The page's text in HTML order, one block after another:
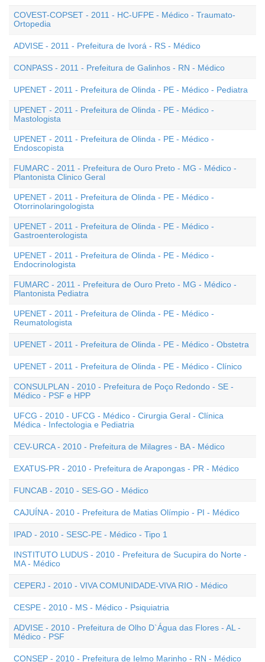
COVEST-COPSET - 2011 - HC-UFPE - Médico - Traumato-
Ortopedia
ADVISE - 2011 - Prefeitura de Ivorá - RS - Médico
CONPASS - 2011 - Prefeitura de Galinhos - RN - Médico
UPENET - 2011 - Prefeitura de Olinda - PE - Médico - Pediatra
UPENET - 2011 - Prefeitura de Olinda - PE - Médico -
Mastologista
UPENET - 2011 - Prefeitura de Olinda - PE - Médico -
Endoscopista
FUMARC - 2011 - Prefeitura de Ouro Preto - MG - Médico -
Plantonista Clinico Geral
UPENET - 2011 - Prefeitura de Olinda - PE - Médico -
Otorrinolaringologista
UPENET - 2011 - Prefeitura de Olinda - PE - Médico -
Gastroenterologista
UPENET - 2011 - Prefeitura de Olinda - PE - Médico -
Endocrinologista
FUMARC - 2011 - Prefeitura de Ouro Preto - MG - Médico -
Plantonista Pediatra
UPENET - 2011 - Prefeitura de Olinda - PE - Médico -
Reumatologista
UPENET - 2011 - Prefeitura de Olinda - PE - Médico - Obstetra
UPENET - 2011 - Prefeitura de Olinda - PE - Médico - Clínico
CONSULPLAN - 2010 - Prefeitura de Poço Redondo - SE -
Médico - PSF e HPP
UFCG - 2010 - UFCG - Médico - Cirurgia Geral - Clínica
Médica - Infectologia e Pediatria
CEV-URCA - 2010 - Prefeitura de Milagres - BA - Médico
EXATUS-PR - 2010 - Prefeitura de Arapongas - PR - Médico
FUNCAB - 2010 - SES-GO - Médico
CAJUÍNA - 2010 - Prefeitura de Matias Olímpio - PI - Médico
IPAD - 2010 - SESC-PE - Médico - Tipo 1
INSTITUTO LUDUS - 2010 - Prefeitura de Sucupira do Norte -
MA - Médico
CEPERJ - 2010 - VIVA COMUNIDADE-VIVA RIO - Médico
CESPE - 2010 - MS - Médico - Psiquiatria
ADVISE - 2010 - Prefeitura de Olho D`Água das Flores - AL -
Médico - PSF
CONSEP - 2010 - Prefeitura de Ielmo Marinho - RN - Médico